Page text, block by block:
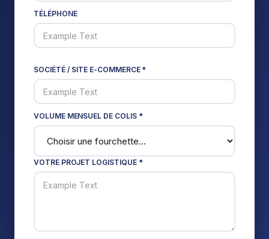
TÉLÉPHONE
SOCIÉTÉ / SITE E-COMMERCE *
VOLUME MENSUEL DE COLIS *
VOTRE PROJET LOGISTIQUE *